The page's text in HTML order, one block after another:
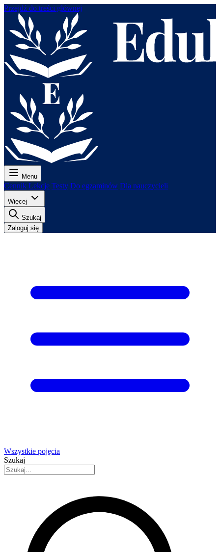
Przejdź do treści głównej
Menu
Cennik Lekcje Testy Do egzaminów Dla nauczycieli
Więcej
Szukaj
Zaloguj się
Wszystkie pojęcia
Szukaj